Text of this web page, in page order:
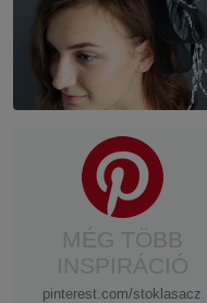
pinterest.com/stoklasacz